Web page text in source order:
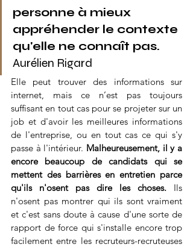
personne à mieux
appréhender le contexte
qu'elle ne connaît pas.
Aurélien Rigard
Elle peut trouver des informations sur
internet, mais ce n’est pas toujours
suffisant en tout cas pour se projeter sur un
job et d'avoir les meilleures informations
de l'entreprise, ou en tout cas ce qui s'y
passe à l'intérieur. Malheureusement, il y a
encore beaucoup de candidats qui se
mettent des barrières en entretien parce
qu'ils n'osent pas dire les choses. Ils
n'osent pas montrer qui ils sont vraiment
et c'est sans doute à cause d'une sorte de
rapport de force qui s'installe encore trop
facilement entre les recruteurs-recruteuses